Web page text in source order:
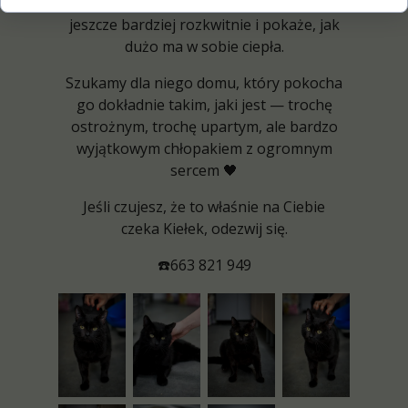
jeszcze bardziej rozkwitnie i pokaże, jak
dużo ma w sobie ciepła.
Szukamy dla niego domu, który pokocha
go dokładnie takim, jaki jest — trochę
ostrożnym, trochę upartym, ale bardzo
wyjątkowym chłopakiem z ogromnym
sercem 🖤
Jeśli czujesz, że to właśnie na Ciebie
czeka Kiełek, odezwij się.
☎️663 821 949